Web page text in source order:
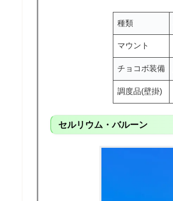
種類
マウント
チョコボ装備
調度品(壁掛)
セルリウム・バルーン